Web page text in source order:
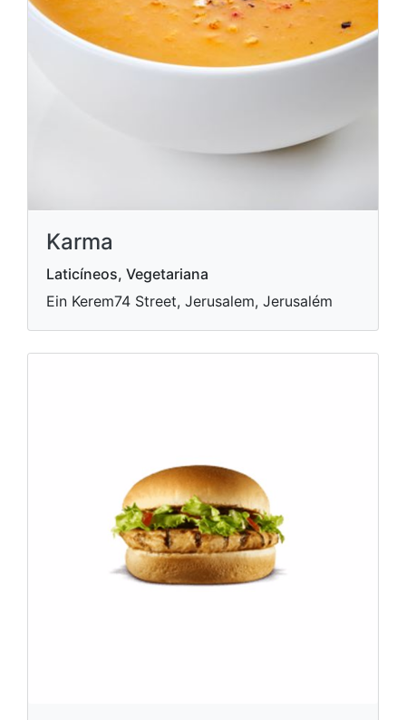
Karma
Laticíneos, Vegetariana
Ein Kerem74 Street, Jerusalem, Jerusalém